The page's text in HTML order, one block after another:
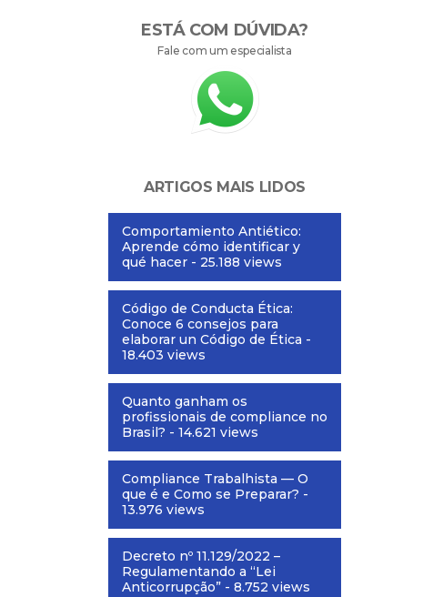
ESTÁ COM DÚVIDA?
Fale com um especialista
ARTIGOS MAIS LIDOS
Comportamiento Antiético:
Aprende cómo identificar y
qué hacer - 25.188 views
Código de Conducta Ética:
Conoce 6 consejos para
elaborar un Código de Ética -
18.403 views
Quanto ganham os
profissionais de compliance no
Brasil? - 14.621 views
Compliance Trabalhista — O
que é e Como se Preparar? -
13.976 views
Decreto nº 11.129/2022 –
Regulamentando a “Lei
Anticorrupção” - 8.752 views